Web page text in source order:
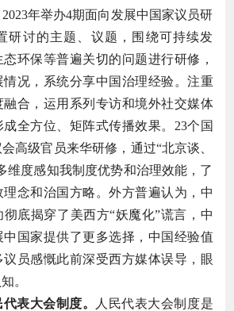
年举办4期面向发展中国家议员研
研讨的主题、议题，围绕可持续发
环保等普遍关切的问题进行研修，
况，系统分享中国治理经验。注重
合，运用系列专访和境外社交媒体
全方位、矩阵式传播效果。23个国
高级官员来华研修，通过“北京谈、
维度感知我制度优势和治理效能，了
念和治国方略。外方普遍认为，中
彻底揭穿了美西方“妖魔化”谎言，中
中国家提供了更多选择，中国经验值
员感慨此前深受西方媒体误导，眼
。
表大会制度。
人民代表大会制度是